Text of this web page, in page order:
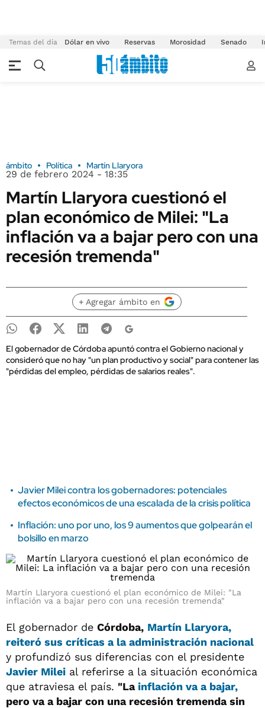
Temas del día Dólar en vivo Reservas Morosidad Senado
ámbito Política Martín Llaryora
29 de febrero 2024 - 18:35
Martín Llaryora cuestionó el
plan económico de Milei: "La
inflación va a bajar pero con una
recesión tremenda"
+ Agregar ámbito en
El gobernador de Córdoba apuntó contra el Gobierno nacional y
consideró que no hay "un plan productivo y social" para contener las
"pérdidas del empleo, pérdidas de salarios reales".
Javier Milei contra los gobernadores: potenciales
efectos económicos de una escalada de la crisis política
Inflación: uno por uno, los 9 aumentos que golpearán el
bolsillo en marzo
Martín Llaryora cuestionó el plan económico de Milei: "La
inflación va a bajar pero con una recesión tremenda"
El gobernador de Córdoba, Martín Llaryora,
reiteró sus críticas a la administración nacional
y profundizó sus diferencias con el presidente
Javier Milei al referirse a la situación económica
que atraviesa el país. "Lainflación va a bajar,
pero va a bajar con una recesión tremenda sin